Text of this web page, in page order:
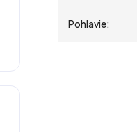
Pohlavie: